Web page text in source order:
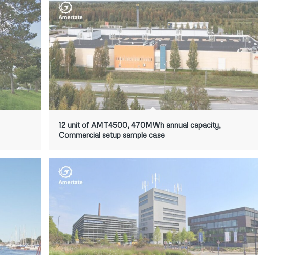
12 unit of AMT4500, 470MWh annual capacity,
Commercial setup sample case